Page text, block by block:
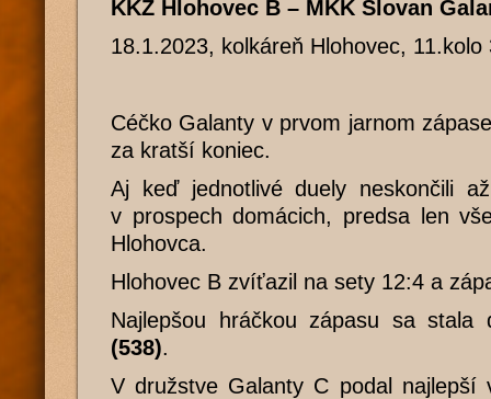
KKZ Hlohovec B – MKK Slovan
18.1.2023, kolkáreň Hlohovec,
Céčko Galanty v prvom jarnom
za kratší koniec.
Aj keď jednotlivé duely neskončili
v prospech domácich, predsa len
Hlohovca.
Hlohovec B zvíťazil na sety 12:4 a
Najlepšou hráčkou zápasu sa stala
(538).
V družstve Galanty C podal najlepší